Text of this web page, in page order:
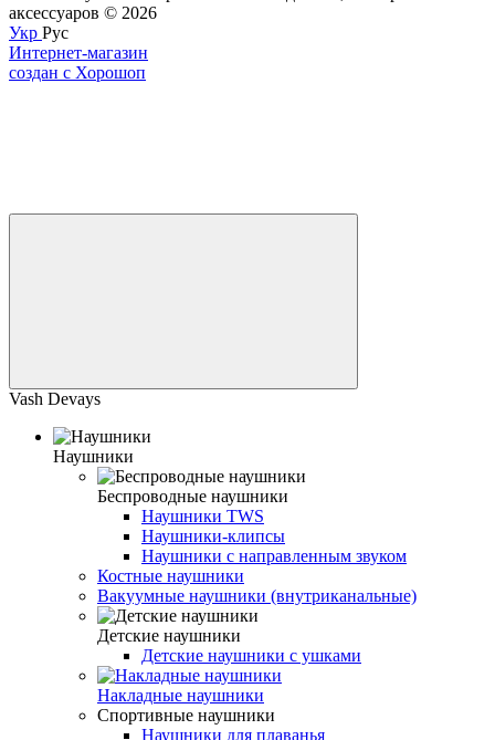
аксессуаров © 2026
Укр Рус
Интернет-магазин
создан с Хорошоп
Vash Devays
Наушники
Беспроводные наушники
Наушники TWS
Наушники-клипсы
Наушники с направленным звуком
Костные наушники
Вакуумные наушники (внутриканальные)
Детские наушники
Детские наушники с ушками
Накладные наушники
Спортивные наушники
Наушники для плаванья